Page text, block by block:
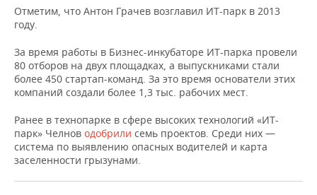
НЕФТЬ
ОПК
ЭНЕРГЕТИКА
РОЗНИЧНАЯ ТОРГОВЛЯ
ТРАНСПОРТ
УСЛУГИ
НОВОСТИ ТЕХНОЛОГИЙ
IT
МЕДИА
ТЕЛЕКОММУНИКАЦИИ
МЕРОПРИЯТИЯ
НОВОСТИ МЕРОПРИЯТИЙ
ВЫЕЗДНАЯ РЕДАКЦИЯ
БИЗНЕС-БРАНЧИ
ONLINE-КОНФЕРЕНЦИИ
СПОРТ
НОВОСТИ СПОРТА
ФУТБОЛ
ХОККЕЙ
ОБЩЕСТВО
НОВОСТИ ОБЩЕСТВА
ВЛАСТЬ
ФОТОГАЛЕРЕЯ
СЮЖЕТЫ
Отметим, что Антон Грачев возглавил ИТ-парк в 2013
году.
За время работы в Бизнес-инкубаторе ИТ-парка провели
80 отборов на двух площадках, а выпускниками стали
более 450 стартап-команд. За это время основатели этих
компаний создали более 1,3 тыс. рабочих мест.
Ранее в технопарке в сфере высоких технологий «ИТ-
парк» Челнов одобрили семь проектов. Среди них —
система по выявлению опасных водителей и карта
заселенности грызунами.